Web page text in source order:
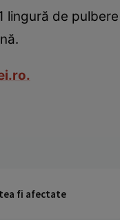
lingură de pulbere
fi afectate